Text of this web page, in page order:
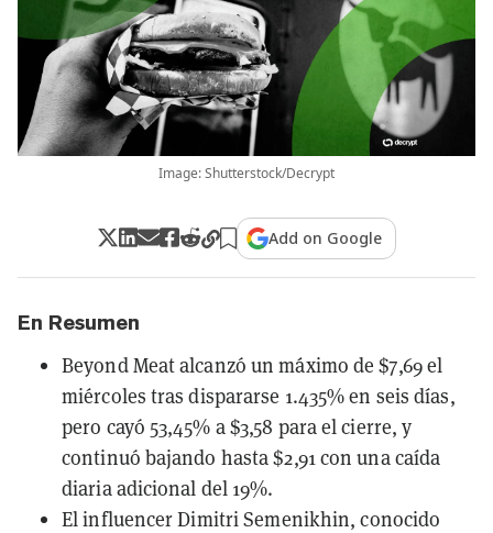
Image: Shutterstock/Decrypt
Add on Google
En Resumen
Beyond Meat alcanzó un máximo de $7,69 el
miércoles tras dispararse 1.435% en seis días,
pero cayó 53,45% a $3,58 para el cierre, y
continuó bajando hasta $2,91 con una caída
diaria adicional del 19%.
El influencer Dimitri Semenikhin, conocido